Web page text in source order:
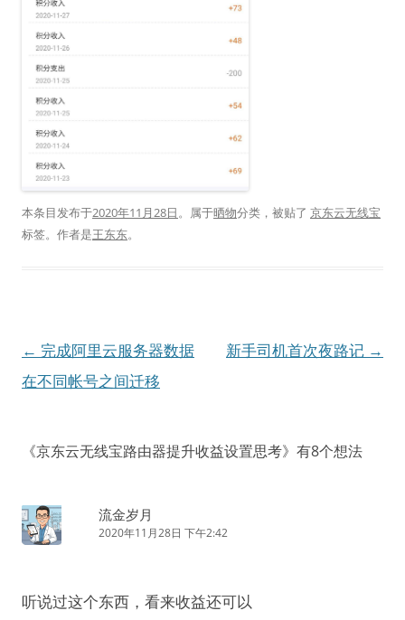
本条目发布于2020年11月28日。属于晒物分类，被贴了 京东云无线宝
标签。 作者是王东东。
文
章
航
← 完成阿里云服务器数据
在不同帐号之间迁移
新手司机首次夜路记 →
《京东云无线宝路由器提升收益设置思考》有8个想法
流金岁月
2020年11月28日 下午2:42
听说过这个东西，看来收益还可以